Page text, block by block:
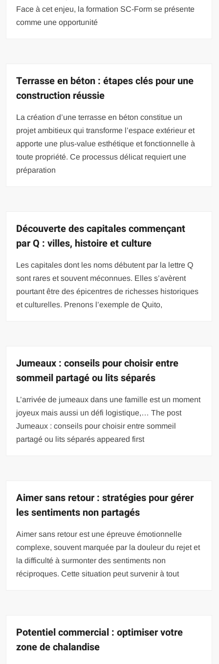
Face à cet enjeu, la formation SC-Form se présente
comme une opportunité
Terrasse en béton : étapes clés pour une
construction réussie
La création d’une terrasse en béton constitue un
projet ambitieux qui transforme l’espace extérieur et
apporte une plus-value esthétique et fonctionnelle à
toute propriété. Ce processus délicat requiert une
préparation
Découverte des capitales commençant
par Q : villes, histoire et culture
Les capitales dont les noms débutent par la lettre Q
sont rares et souvent méconnues. Elles s’avèrent
pourtant être des épicentres de richesses historiques
et culturelles. Prenons l’exemple de Quito,
Jumeaux : conseils pour choisir entre
sommeil partagé ou lits séparés
L’arrivée de jumeaux dans une famille est un moment
joyeux mais aussi un défi logistique,… The post
Jumeaux : conseils pour choisir entre sommeil
partagé ou lits séparés appeared first
Aimer sans retour : stratégies pour gérer
les sentiments non partagés
Aimer sans retour est une épreuve émotionnelle
complexe, souvent marquée par la douleur du rejet et
la difficulté à surmonter des sentiments non
réciproques. Cette situation peut survenir à tout
Potentiel commercial : optimiser votre
zone de chalandise